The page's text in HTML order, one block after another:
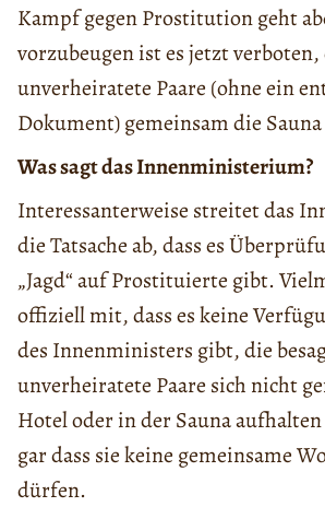
Kampf gegen Prostitution geht
vorzubeugen ist es jetzt verboten,
unverheiratete Paare (ohne ein
Dokument) gemeinsam die
Was sagt das Innenministerium?
Interessanterweise streitet das
die Tatsache ab, dass es
„Jagd“ auf Prostituierte gibt.
offiziell mit, dass es keine
des Innenministers gibt, die
unverheiratete Paare sich nicht
Hotel oder in der Sauna
gar dass sie keine gemeinsame
dürfen.